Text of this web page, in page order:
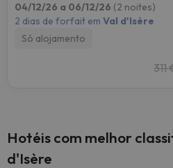
04/12/26 a 06/12/26 (2 noites)
2 dias de forfait em Val d'Isère
Só alojamento
311
Hotéis com melhor
d'Isère